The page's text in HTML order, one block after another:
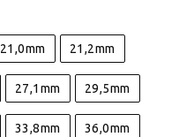
21,0mm 21,2mm
27,1mm 29,5mm
33,8mm 36,0mm